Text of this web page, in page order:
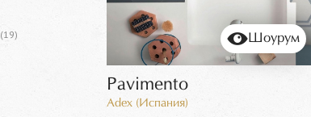
(19) Шоурум
Pavimento
Adex (Испания)